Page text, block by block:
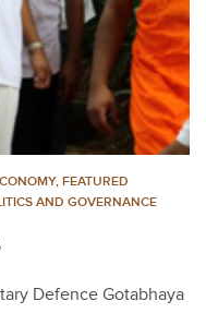
, FEATURED
AND GOVERNANCE
Defence Gotabhaya